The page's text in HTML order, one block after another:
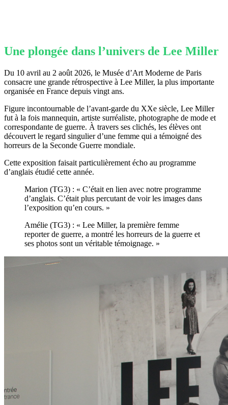
Une plongée dans l’univers de Lee Miller
Du 10 avril au 2 août 2026, le Musée d’Art Moderne de Paris
consacre une grande rétrospective à Lee Miller, la plus importante
organisée en France depuis vingt ans.
Figure incontournable de l’avant-garde du XXe siècle, Lee Miller
fut à la fois mannequin, artiste surréaliste, photographe de mode et
correspondante de guerre. À travers ses clichés, les élèves ont
découvert le regard singulier d’une femme qui a témoigné des
horreurs de la Seconde Guerre mondiale.
Cette exposition faisait particulièrement écho au programme
d’anglais étudié cette année.
Marion (TG3) : « C’était en lien avec notre programme
d’anglais. C’était plus percutant de voir les images dans
l’exposition qu’en cours. »
Amélie (TG3) : « Lee Miller, la première femme
reporter de guerre, a montré les horreurs de la guerre et
ses photos sont un véritable témoignage. »